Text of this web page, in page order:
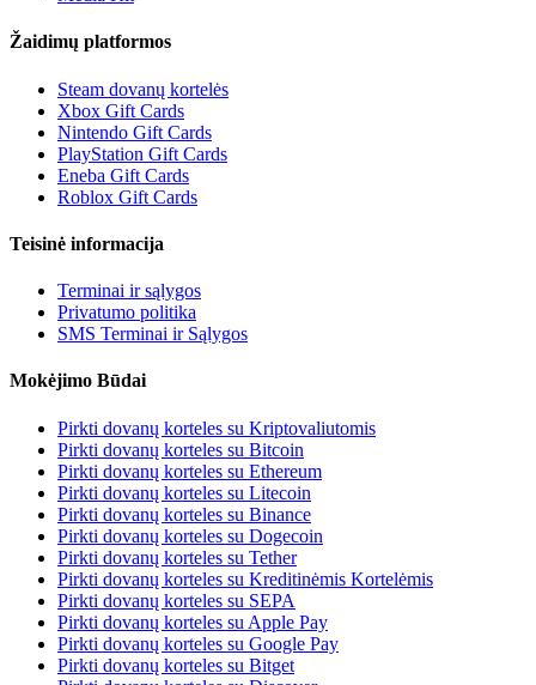
Žaidimų platformos
Steam dovanų kortelės
Xbox Gift Cards
Nintendo Gift Cards
PlayStation Gift Cards
Eneba Gift Cards
Roblox Gift Cards
Teisinė informacija
Terminai ir sąlygos
Privatumo politika
SMS Terminai ir Sąlygos
Mokėjimo Būdai
Pirkti dovanų korteles su Kriptovaliutomis
Pirkti dovanų korteles su Bitcoin
Pirkti dovanų korteles su Ethereum
Pirkti dovanų korteles su Litecoin
Pirkti dovanų korteles su Binance
Pirkti dovanų korteles su Dogecoin
Pirkti dovanų korteles su Tether
Pirkti dovanų korteles su Kreditinėmis Kortelėmis
Pirkti dovanų korteles su SEPA
Pirkti dovanų korteles su Apple Pay
Pirkti dovanų korteles su Google Pay
Pirkti dovanų korteles su Bitget